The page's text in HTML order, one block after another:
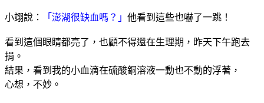
小翊說： 「澎湖很缺血嗎？」 他看到這些也嚇了一跳！
看到這個眼睛都亮了，也顧不得還在生理期，昨天下午跑去
捐。
結果，看到我的小血滴在硫酸銅溶液一動也不動的浮著，
心想，不妙。